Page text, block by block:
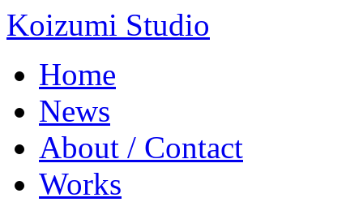
Koizumi Studio
Home
News
About / Contact
Works